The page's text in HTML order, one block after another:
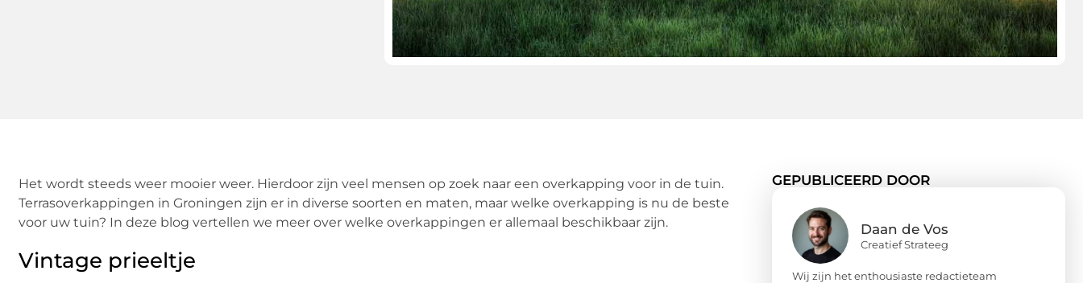
Het wordt steeds weer mooier weer. Hierdoor zijn veel mensen op zoek naar een overkapping voor in de tuin.
Terrasoverkappingen in Groningen zijn er in diverse soorten en maten, maar welke overkapping is nu de beste
voor uw tuin? In deze blog vertellen we meer over welke overkappingen er allemaal beschikbaar zijn.
Vintage prieeltje
GEPUBLICEERD DOOR
Daan de Vos
Creatief Strateeg
Wij zijn het enthousiaste redactieteam